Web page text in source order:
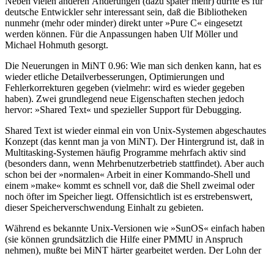
deutsche Entwickler sehr interessant sein, daß die Bibliotheken
nunmehr (mehr oder minder) direkt unter »Pure C« eingesetzt
werden können. Für die Anpassungen haben Ulf Möller und
Michael Hohmuth gesorgt.
Die Neuerungen in MiNT 0.96: Wie man sich denken kann, hat es
wieder etliche Detailverbesserungen, Optimierungen und
Fehlerkorrekturen gegeben (vielmehr: wird es wieder gegeben
haben). Zwei grundlegend neue Eigenschaften stechen jedoch
hervor: »Shared Text« und spezieller Support für Debugging.
Shared Text ist wieder einmal ein von Unix-Systemen abgeschautes
Konzept (das kennt man ja von MiNT). Der Hintergrund ist, daß in
Multitasking-Systemen häufig Programme mehrfach aktiv sind
(besonders dann, wenn Mehrbenutzerbetrieb stattfindet). Aber auch
schon bei der »normalen« Arbeit in einer Kommando-Shell und
einem »make« kommt es schnell vor, daß die Shell zweimal oder
noch öfter im Speicher liegt. Offensichtlich ist es erstrebenswert,
dieser Speicherverschwendung Einhalt zu gebieten.
Während es bekannte Unix-Versionen wie »SunOS« einfach haben
(sie können grundsätzlich die Hilfe einer PMMU in Anspruch
nehmen), mußte bei MiNT härter gearbeitet werden. Der Lohn der